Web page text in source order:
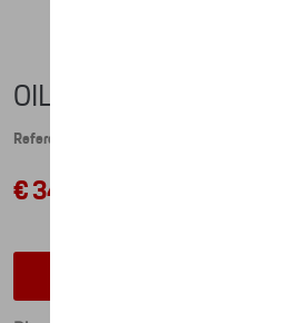
OIL DRUM SEAT –
Referentie: WAP0501070PSFS
€ 344,69